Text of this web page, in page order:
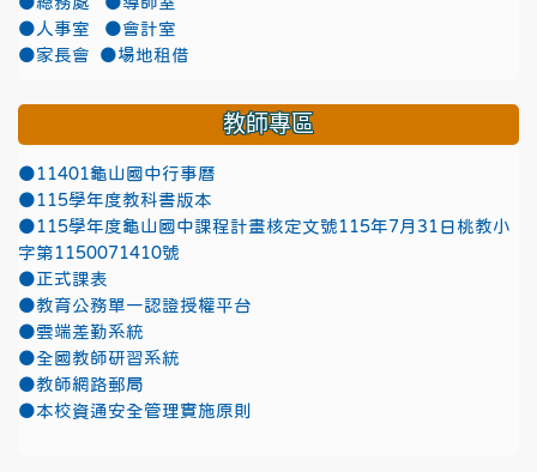
●人事室
●會計室
●家長會
●場地租借
教師專區
●11401龜山國中行事曆
●115學年度教科書版本
●115學年度龜山國中課程計畫核定文號115年7月31日桃教小
字第1150071410號
●正式課表
●教育公務單一認證授權平台
●雲端差勤系統
●全國教師研習系統
●教師網路郵局
●本校資通安全管理實施原則